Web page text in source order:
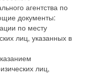
агентства по
документы:
по месту
лиц, указанных в
лиц,